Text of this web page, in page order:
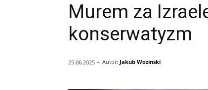
Murem za
konserwatyzm
25.06.2025 - Autor: Jakub Wozinski